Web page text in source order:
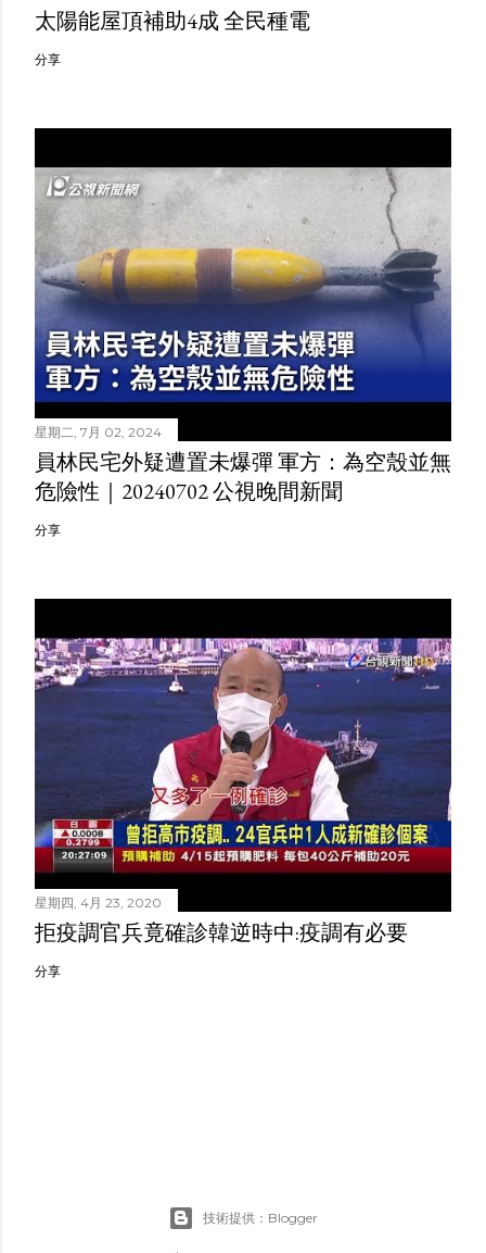
太陽能屋頂補助4成 全民種電
分享
星期二, 7月 02, 2024
員林民宅外疑遭置未爆彈 軍方：為空殼並無
危險性｜20240702 公視晚間新聞
分享
星期四, 4月 23, 2020
拒疫調官兵竟確診韓逆時中:疫調有必要
分享
技術提供：Blogger